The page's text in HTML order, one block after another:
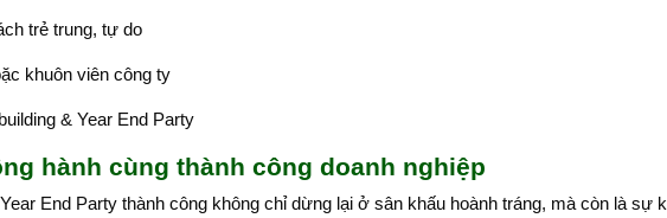
trẻ trung, tự do
khuôn viên công ty
& Year End Party
hành cùng thành công doanh nghiệp
End Party thành công không chỉ dừng lại ở sân khấu hoành tráng, mà còn là sự